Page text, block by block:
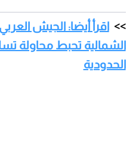
اقرأ أيضا: الجيش
الشمالية تحبط محاولة
الحدودية